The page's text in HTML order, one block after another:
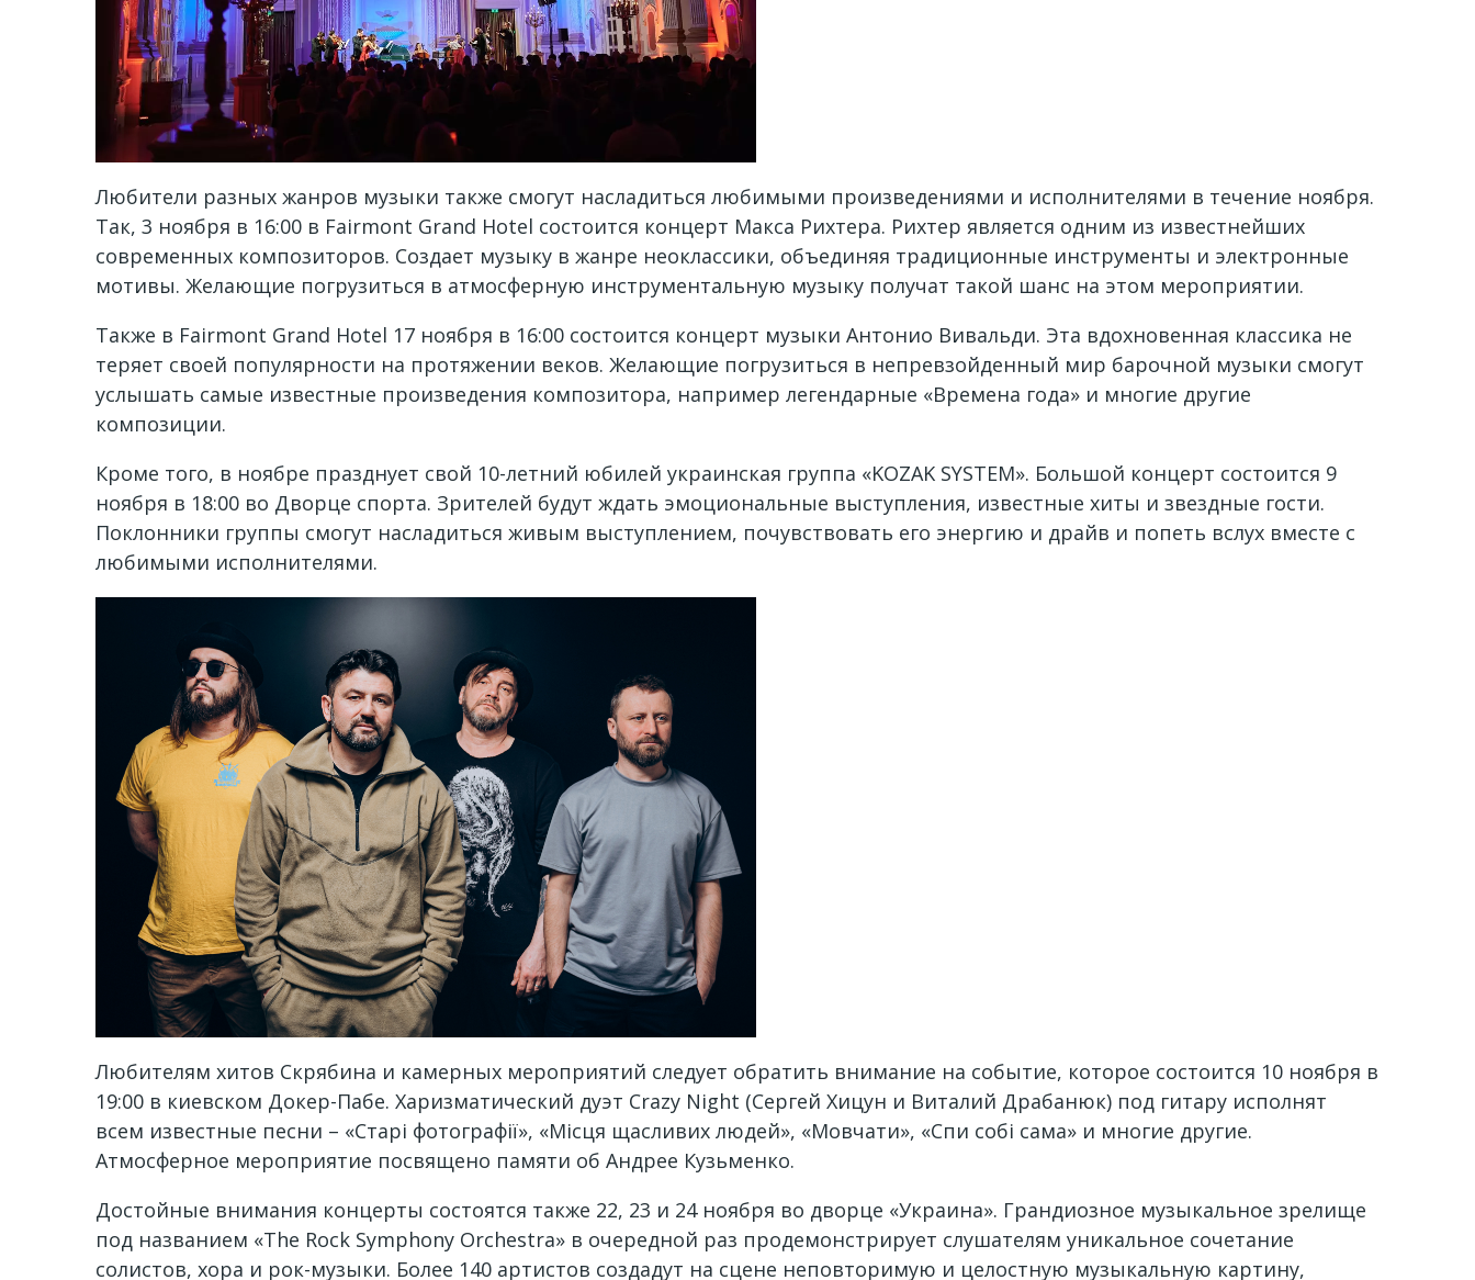
Любители разных жанров музыки также смогут насладиться любимыми произведениями и исполнителями в течение ноября.
Так, 3 ноября в 16:00 в Fairmont Grand Hotel состоится концерт Макса Рихтера. Рихтер является одним из известнейших
современных композиторов. Создает музыку в жанре неоклассики, объединяя традиционные инструменты и электронные
мотивы. Желающие погрузиться в атмосферную инструментальную музыку получат такой шанс на этом мероприятии.
Также в Fairmont Grand Hotel 17 ноября в 16:00 состоится концерт музыки Антонио Вивальди. Эта вдохновенная классика не
теряет своей популярности на протяжении веков. Желающие погрузиться в непревзойденный мир барочной музыки смогут
услышать самые известные произведения композитора, например легендарные «Времена года» и многие другие
композиции.
Кроме того, в ноябре празднует свой 10-летний юбилей украинская группа «KOZAK SYSTEM». Большой концерт состоится 9
ноября в 18:00 во Дворце спорта. Зрителей будут ждать эмоциональные выступления, известные хиты и звездные гости.
Поклонники группы смогут насладиться живым выступлением, почувствовать его энергию и драйв и попеть вслух вместе с
любимыми исполнителями.
Любителям хитов Скрябина и камерных мероприятий следует обратить внимание на событие, которое состоится 10 ноября в
19:00 в киевском Докер-Пабе. Харизматический дуэт Crazy Night (Сергей Хицун и Виталий Драбанюк) под гитару исполнят
всем известные песни – «Старі фотографії», «Місця щасливих людей», «Мовчати», «Спи собі сама» и многие другие.
Атмосферное мероприятие посвящено памяти об Андрее Кузьменко.
Достойные внимания концерты состоятся также 22, 23 и 24 ноября во дворце «Украина». Грандиозное музыкальное зрелище
под названием «The Rock Symphony Orchestra» в очередной раз продемонстрирует слушателям уникальное сочетание
солистов, хора и рок-музыки. Более 140 артистов создадут на сцене неповторимую и целостную музыкальную картину,